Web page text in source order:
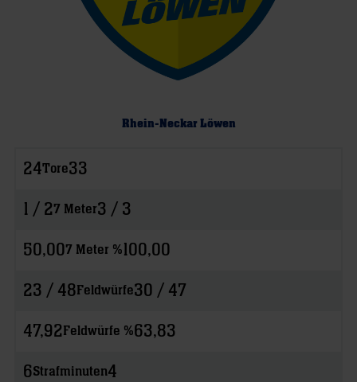
Rhein-Neckar Löwen
24Tore33
1 / 27 Meter3 / 3
50,007 Meter %100,00
23 / 48Feldwürfe30 / 47
47,92Feldwürfe %63,83
6Strafminuten4